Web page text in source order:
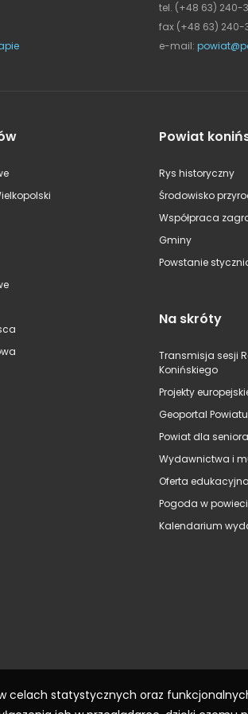
tel. (+48 63) 240-
fax (+48 63) 240-
e-mail:
Powiat
Rys historyczny
Środowisko
Współpraca
Gminy
Powstanie
Na skróty
Transmisja sesji
Konińskiego
Projekty
Geoportal
Powiat dla seniora
Wydawnictwa i
Oferta edukacyjna
Pogoda w
Kalendarium
celach statystycznych oraz